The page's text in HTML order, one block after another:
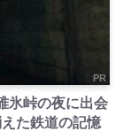
PR
氷峠の夜に出会
た鉄道の記憶